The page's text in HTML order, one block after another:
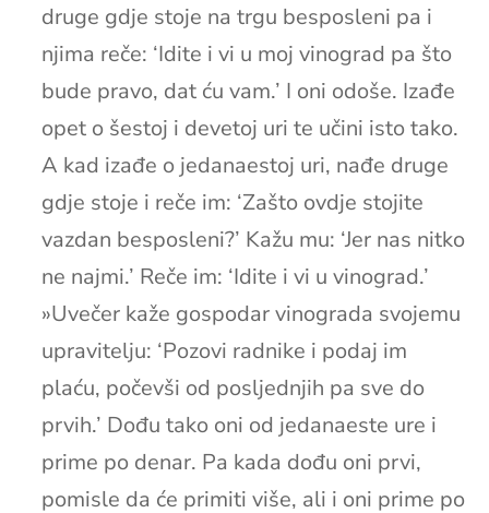
druge gdje stoje na trgu besposleni pa i
njima reče: ‘Idite i vi u moj vinograd pa što
bude pravo, dat ću vam.’ I oni odoše. Izađe
opet o šestoj i devetoj uri te učini isto tako.
A kad izađe o jedanaestoj uri, nađe druge
gdje stoje i reče im: ‘Zašto ovdje stojite
vazdan besposleni?’ Kažu mu: ‘Jer nas nitko
ne najmi.’ Reče im: ‘Idite i vi u vinograd.’
»Uvečer kaže gospodar vinograda svojemu
upravitelju: ‘Pozovi radnike i podaj im
plaću, počevši od posljednjih pa sve do
prvih.’ Dođu tako oni od jedanaeste ure i
prime po denar. Pa kada dođu oni prvi,
pomisle da će primiti više, ali i oni prime po